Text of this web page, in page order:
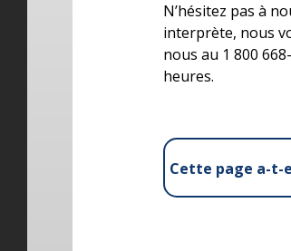
N’hésitez pas à
interprète, nous
nous au 1 800
heures.
Cette page a-t-